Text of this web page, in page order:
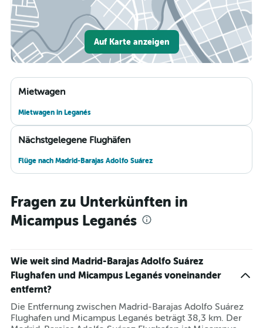
Auf Karte anzeigen
Mietwagen
Mietwagen in Leganés
Nächstgelegene Flughäfen
Flüge nach Madrid-Barajas Adolfo Suárez
Fragen zu Unterkünften in
Micampus Leganés
Wie weit sind Madrid-Barajas Adolfo Suárez
Flughafen und Micampus Leganés voneinander
entfernt?
Die Entfernung zwischen Madrid-Barajas Adolfo Suárez
Flughafen und Micampus Leganés beträgt 38,3 km. Der